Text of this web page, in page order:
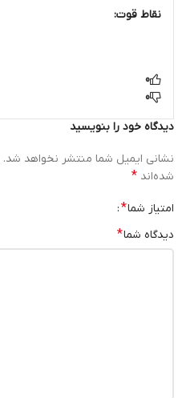
نقاط قوت:
0
0
دیدگاه خود را بنویسید
نشانی ایمیل شما منتشر نخواهد شد.
شده‌اند *
امتیاز شما*
دیدگاه شما*